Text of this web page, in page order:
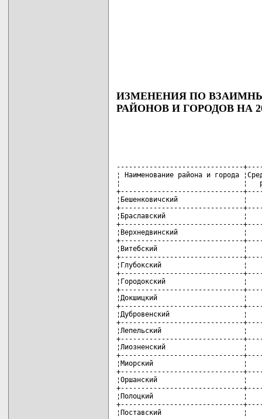
ИЗМЕНЕНИЯ ПО
РАЙОНОВ И ГОРОДОВ НА
-------------------------------
¦ Наименование района и города
¦                              ¦
+------------------------------
¦Бешенковичский
+------------------------------
¦Браславский
+------------------------------
¦Верхнедвинский
+------------------------------
¦Витебский                     ¦
+------------------------------
¦Глубокский
+------------------------------
¦Городокский
+------------------------------
¦Докшицкий                     ¦
+------------------------------
¦Дубровенский
+------------------------------
¦Лепельский                    ¦
+------------------------------
¦Лиозненский
+------------------------------
¦Миорский                      ¦
+------------------------------
¦Оршанский                     ¦
+------------------------------
¦Полоцкий                      ¦
+------------------------------
¦Поставский                    ¦